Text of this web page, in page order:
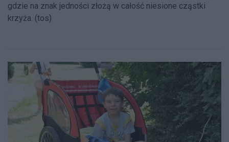
gdzie na znak jedności złożą w całość niesione cząstki
krzyża. (tos)